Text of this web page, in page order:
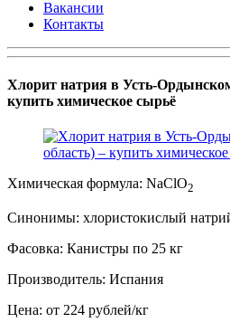
Вакансии
Контакты
Хлорит натрия в Усть-
купить химическое сырьё
Химическая формула: NaClO2
Синонимы: хлористокислый
Фасовка: Канистры по 25 кг
Производитель: Испания
Цена: от 224 рублей/кг